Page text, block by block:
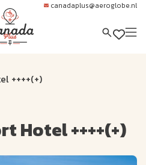
canadaplus@aeroglobe.nl
++++(+)
Hotel ++++(+)